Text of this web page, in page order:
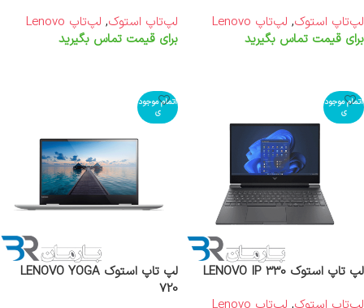
لپ‌تاپ استوک, لپ‌تاپ Lenovo
برای قیمت تماس بگیرید
لپ‌تاپ استوک, لپ‌تاپ Lenovo
برای قیمت تماس بگیرید
اتمام موجود
ی
لپ تاپ استوک LENOVO IP 330
اتمام موجود
ی
لپ تاپ استوک LENOVO YOGA
720